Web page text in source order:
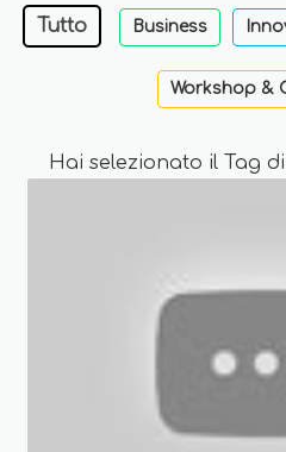
Tutto Business
Workshop &
Hai selezionato il Tag